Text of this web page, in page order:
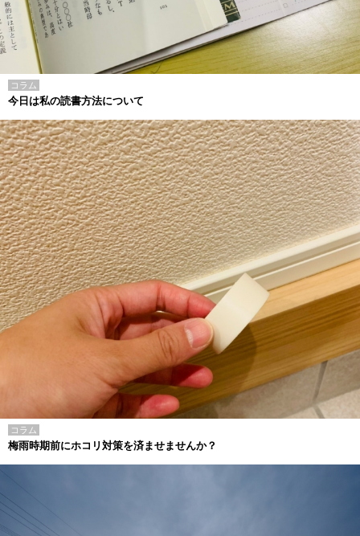
コラム
今日は私の読書方法について
コラム
梅雨時期前にホコリ対策を済ませませんか？